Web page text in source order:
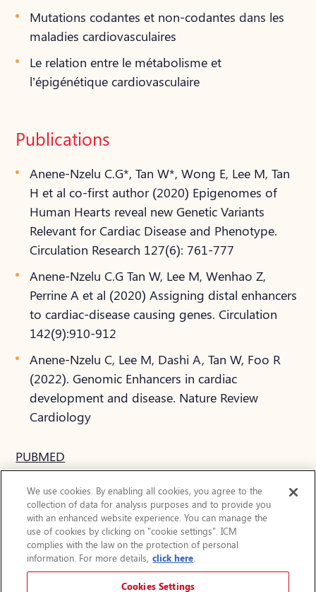
Mutations codantes et non-codantes dans les
maladies cardiovasculaires
Le relation entre le métabolisme et
l’épigénétique cardiovasculaire
Publications
Anene-Nzelu C.G*, Tan W*, Wong E, Lee M, Tan
H et al co-first author (2020) Epigenomes of
Human Hearts reveal new Genetic Variants
Relevant for Cardiac Disease and Phenotype.
Circulation Research 127(6): 761-777
Anene-Nzelu C.G Tan W, Lee M, Wenhao Z,
Perrine A et al (2020) Assigning distal enhancers
to cardiac-disease causing genes. Circulation
142(9):910-912
Anene-Nzelu C, Lee M, Dashi A, Tan W, Foo R
(2022). Genomic Enhancers in cardiac
development and disease. Nature Review
Cardiology
PUBMED
Actualités
FAQ
We use cookies. By enabling all cookies, you agree to the
collection of data for analysis purposes and to provide you
with an enhanced website experience. You can manage the
use of cookies by clicking on "cookie settings". ICM
complies with the law on the protection of personal
information. For more details, click here
Cookies Settings